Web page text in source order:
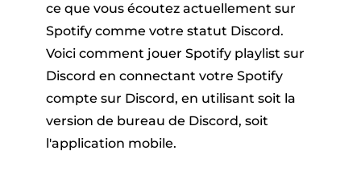
ce que vous écoutez actuellement sur
Spotify comme votre statut Discord.
Voici comment jouer Spotify playlist sur
Discord en connectant votre Spotify
compte sur Discord, en utilisant soit la
version de bureau de Discord, soit
l'application mobile.